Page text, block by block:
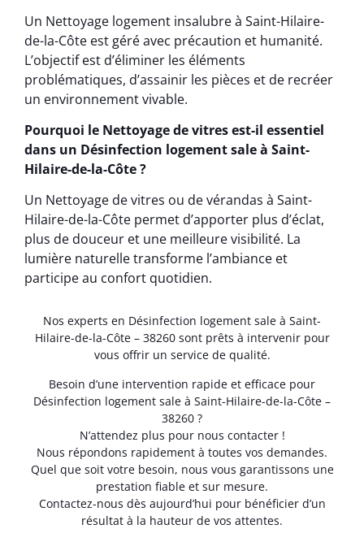
Un Nettoyage logement insalubre à Saint-Hilaire-
de-la-Côte est géré avec précaution et humanité.
L’objectif est d’éliminer les éléments
problématiques, d’assainir les pièces et de recréer
un environnement vivable.
Pourquoi le Nettoyage de vitres est-il essentiel
dans un Désinfection logement sale à Saint-
Hilaire-de-la-Côte ?
Un Nettoyage de vitres ou de vérandas à Saint-
Hilaire-de-la-Côte permet d’apporter plus d’éclat,
plus de douceur et une meilleure visibilité. La
lumière naturelle transforme l’ambiance et
participe au confort quotidien.
Nos experts en Désinfection logement sale à Saint-
Hilaire-de-la-Côte – 38260 sont prêts à intervenir pour
vous offrir un service de qualité.
Besoin d’une intervention rapide et efficace pour
Désinfection logement sale à Saint-Hilaire-de-la-Côte –
38260 ?
N’attendez plus pour nous contacter !
Nous répondons rapidement à toutes vos demandes.
Quel que soit votre besoin, nous vous garantissons une
prestation fiable et sur mesure.
Contactez-nous dès aujourd’hui pour bénéficier d’un
résultat à la hauteur de vos attentes.